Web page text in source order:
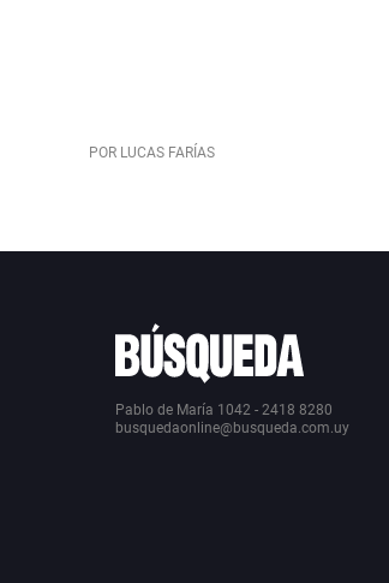
POR LUCAS FARÍAS
Pablo de María 1042 - 2418 8280
busquedaonline@busqueda.com.uy